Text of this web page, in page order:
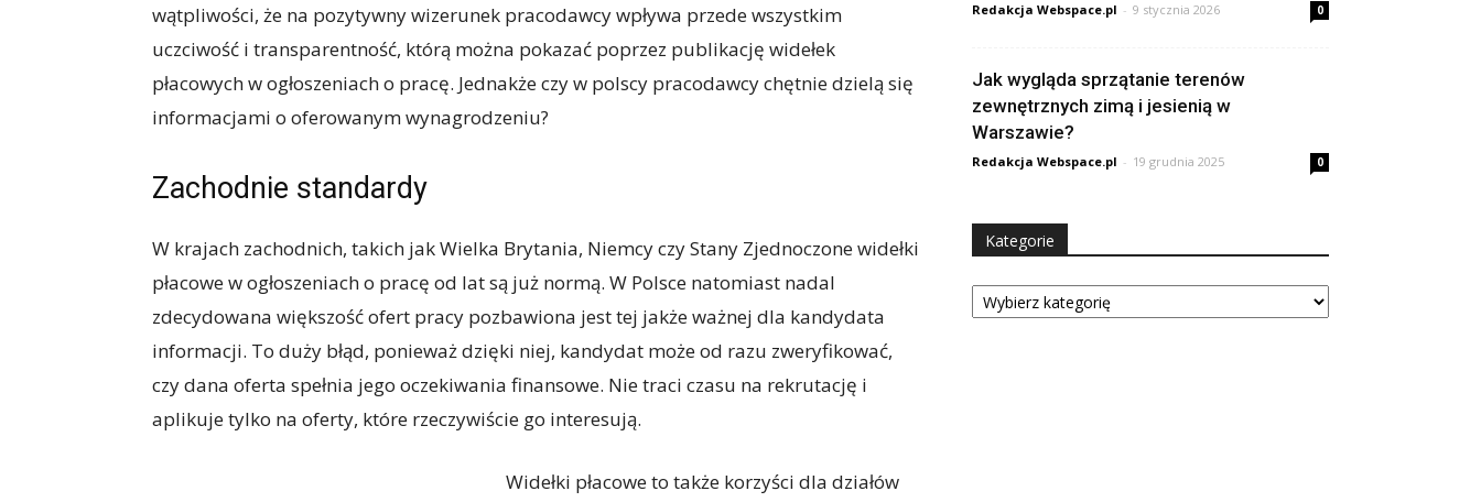
wątpliwości, że na pozytywny wizerunek pracodawcy wpływa przede wszystkim
uczciwość i transparentność, którą można pokazać poprzez publikację widełek
płacowych w ogłoszeniach o pracę. Jednakże czy w polscy pracodawcy chętnie dzielą się
informacjami o oferowanym wynagrodzeniu?
Zachodnie standardy
W krajach zachodnich, takich jak Wielka Brytania, Niemcy czy Stany Zjednoczone widełki
płacowe w ogłoszeniach o pracę od lat są już normą. W Polsce natomiast nadal
zdecydowana większość ofert pracy pozbawiona jest tej jakże ważnej dla kandydata
informacji. To duży błąd, ponieważ dzięki niej, kandydat może od razu zweryfikować,
czy dana oferta spełnia jego oczekiwania finansowe. Nie traci czasu na rekrutację i
aplikuje tylko na oferty, które rzeczywiście go interesują.
Widełki płacowe to także korzyści dla działów
Redakcja Webspace.pl - 9 stycznia 2026 0
Jak wygląda sprzątanie terenów
zewnętrznych zimą i jesienią w
Warszawie?
Redakcja Webspace.pl - 19 grudnia 2025 0
Kategorie
Kategorie